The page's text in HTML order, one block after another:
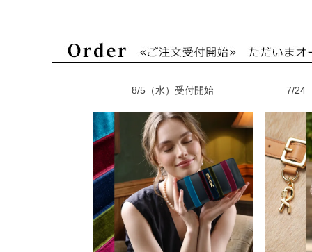
8/5（水）受付開始 7/24